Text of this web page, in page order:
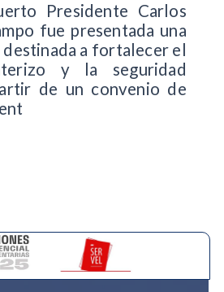
Presidente Carlos
fue presentada una
destinada a fortalecer el
y la seguridad
de un convenio de